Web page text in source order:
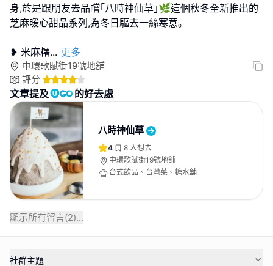
身,於是跟朋友去品嚐｢八時神仙草｣🌿這個秋冬全新推出的
芝麻暖心甜品系列,為冬日驅去一絲寒意｡
❥ 米麻糬... 更多
中環歌賦街19號地舖
評分
文章提及 的好去處
八時神仙草
4 8 人想去
中環歌賦街19號地舖
台式飲品、台灣菜、糖水舖
顯示所有留言(2)...
社群主題